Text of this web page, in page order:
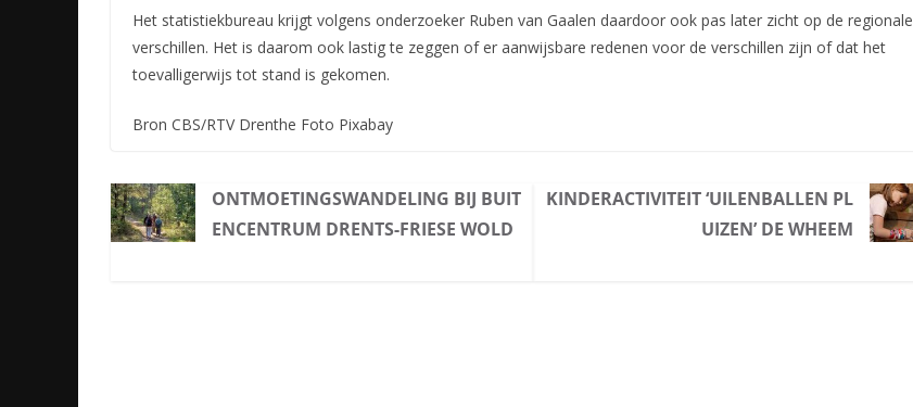
Het statistiekbureau krijgt volgens onderzoeker Ruben van Gaalen daardoor ook pas later zicht op de regionale
verschillen. Het is daarom ook lastig te zeggen of er aanwijsbare redenen voor de verschillen zijn of dat het
toevalligerwijs tot stand is gekomen.
Bron CBS/RTV Drenthe Foto Pixabay
ONTMOETINGSWANDELING BIJ BUIT
ENCENTRUM DRENTS-FRIESE WOLD
KINDERACTIVITEIT ‘UILENBALLEN PL
UIZEN’ DE WHEEM